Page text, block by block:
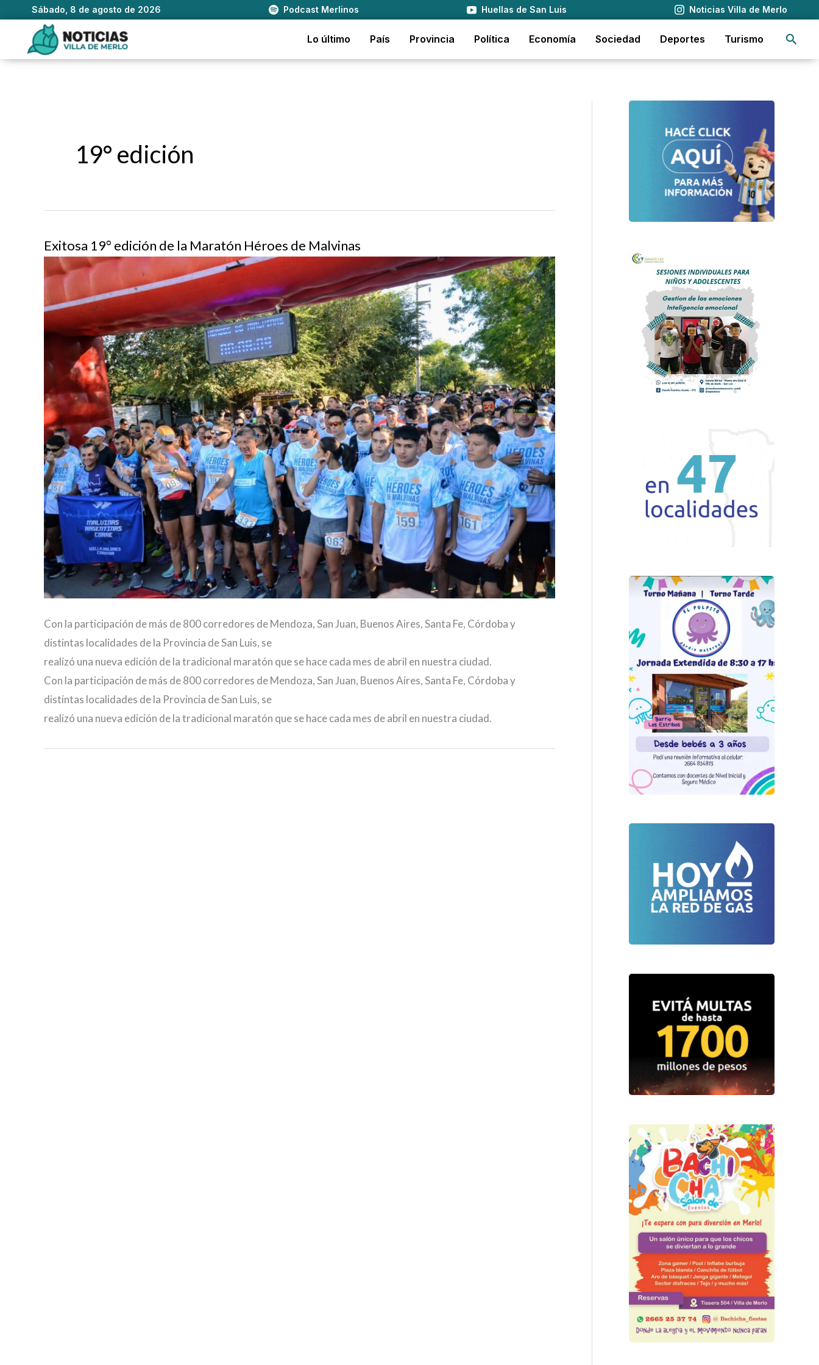
Sábado, 8 de agosto de 2026 Podcast Merlinos Huellas de San Luis Noticias Villa de Merlo
contenido
Lo último País Provincia Política Economía Sociedad Deportes Turismo
19° edición
Exitosa 19° edición de la Maratón Héroes de Malvinas
Con la participación de más de 800 corredores de Mendoza, San Juan, Buenos Aires, Santa Fe, Córdoba y
distintas localidades de la Provincia de San Luis, se
realizó una nueva edición de la tradicional maratón que se hace cada mes de abril en nuestra ciudad.
Con la participación de más de 800 corredores de Mendoza, San Juan, Buenos Aires, Santa Fe, Córdoba y
distintas localidades de la Provincia de San Luis, se
realizó una nueva edición de la tradicional maratón que se hace cada mes de abril en nuestra ciudad.